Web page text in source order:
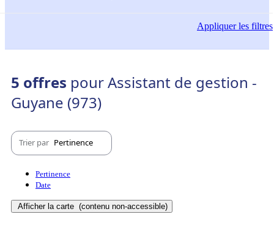
Appliquerles filtres
5 offres pour Assistant de gestion -
Guyane (973)
Trier par Pertinence
Pertinence
Date
Afficher la carte (contenu non-accessible)